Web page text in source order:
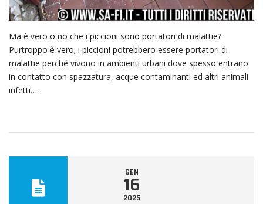
Ma è vero o no che i piccioni sono portatori di malattie?
Purtroppo è vero; i piccioni potrebbero essere portatori di
malattie perché vivono in ambienti urbani dove spesso entrano
in contatto con spazzatura, acque contaminanti ed altri animali
infetti….
GEN
16
2025